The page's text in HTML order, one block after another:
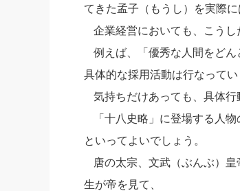
てきた孟子（もうし）を実際
企業経営においても、こうし
例えば、「優秀な人間をど
具体的な採用活動は行なってい
気持ちだけあっても、具体行
「十八史略」に登場する人
といってよいでしょう。
唐の太宗、文武（ぶんぶ）
生が帝を見て、